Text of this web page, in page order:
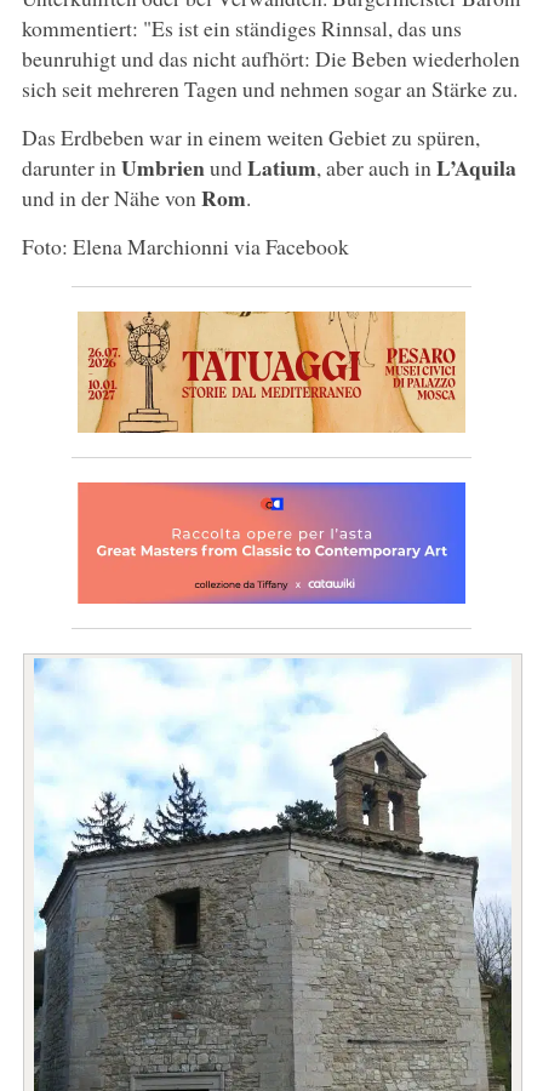
kommentiert: "Es ist ein ständiges Rinnsal, das uns
beunruhigt und das nicht aufhört: Die Beben wiederholen
sich seit mehreren Tagen und nehmen sogar an Stärke zu.
Das Erdbeben war in einem weiten Gebiet zu spüren,
darunter in UmbrienundLatium, aber auch in L’Aquila
und in der Nähe von Rom.
Foto: Elena Marchionni via Facebook